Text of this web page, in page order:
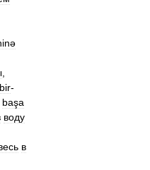
bir-
başa
воду
в